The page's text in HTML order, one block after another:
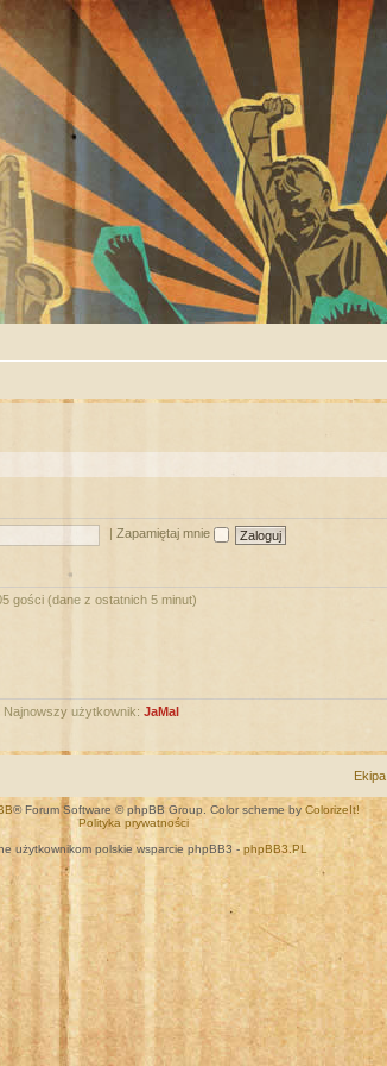
Zapamiętaj mnie
gości (dane z ostatnich 5 minut)
Najnowszy użytkownik: JaMal
Ekipa
® Forum Software © phpBB Group. Color scheme by ColorizeIt!
Polityka prywatności
użytkownikom polskie wsparcie phpBB3 - phpBB3.PL